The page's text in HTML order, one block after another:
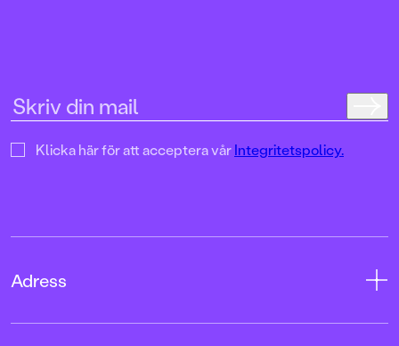
Klicka här för att acceptera vårIntegritetspolicy.
Adress